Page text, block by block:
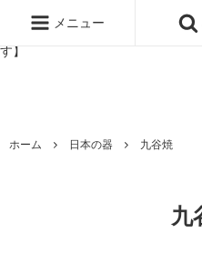
ッタのオンラインストア【アラビ
ージ食器,雅峰窯やソルテグラスジ
す】
メニュー
ホーム 日本の器 九谷焼
九